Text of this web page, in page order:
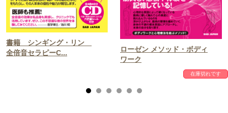
書籍 シンギング・リン
全倍音セラピーC...
ローゼン メソッド・ボディ
ワーク
在庫切れです